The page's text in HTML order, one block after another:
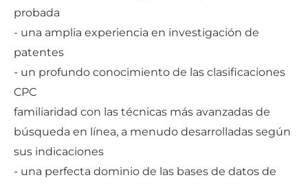
probada
- una amplia experiencia en investigación de
patentes
- un profundo conocimiento de las clasificaciones
CPC
familiaridad con las técnicas más avanzadas de
búsqueda en línea, a menudo desarrolladas según
sus indicaciones
- una perfecta dominio de las bases de datos de